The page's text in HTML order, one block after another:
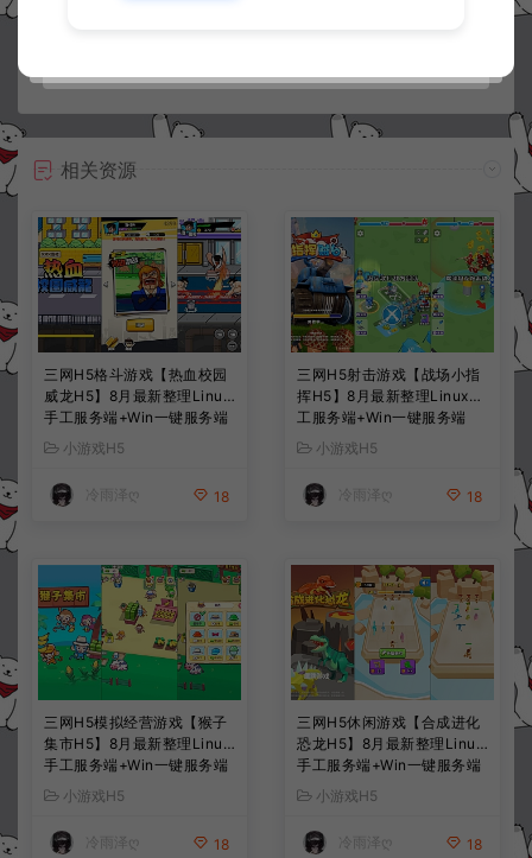
相关资源
三网H5格斗游戏【热血校园
威龙H5】8月最新整理Linux
手工服务端+Win一键服务端
+解压即玩+简易安卓客户端
+详细搭建教程
小游戏H5
冷雨泽ღ 18
三网H5射击游戏【战场小指
挥H5】8月最新整理Linux手
工服务端+Win一键服务端
+解压即玩+简易安卓客户端
+详细搭建教程
小游戏H5
冷雨泽ღ 18
三网H5模拟经营游戏【猴子
集市H5】8月最新整理Linux
手工服务端+Win一键服务端
+解压即玩+简易安卓客户端
+详细搭建教程
小游戏H5
冷雨泽ღ 18
三网H5休闲游戏【合成进化
恐龙H5】8月最新整理Linux
手工服务端+Win一键服务端
+解压即玩+简易安卓客户端
+详细搭建教程
小游戏H5
冷雨泽ღ 18